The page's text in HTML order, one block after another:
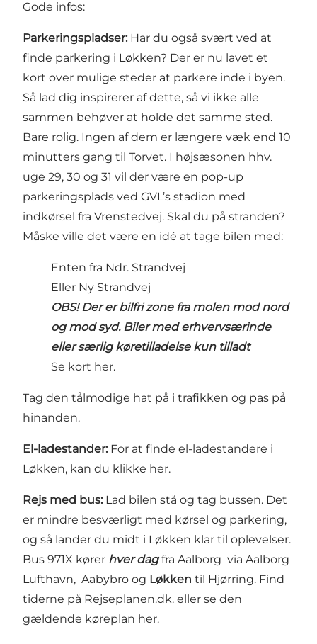
Gode infos:
Parkeringspladser: Har du også svært ved at
finde parkering i Løkken? Der er nu lavet et
kort over mulige steder at parkere inde i byen.
Så lad dig inspirerer af dette, så vi ikke alle
sammen behøver at holde det samme sted.
Bare rolig. Ingen af dem er længere væk end 10
minutters gang til Torvet. I højsæsonen hhv.
uge 29, 30 og 31 vil der være en pop-up
parkeringsplads ved GVL’s stadion med
indkørsel fra Vrenstedvej. Skal du på stranden?
Måske ville det være en idé at tage bilen med:
Enten fra Ndr. Strandvej
Eller Ny Strandvej
OBS! Der er bilfri zone fra molen mod nord
og mod syd. Biler med erhvervsærinde
eller særlig køretilladelse kun tilladt
Se kort her.
Tag den tålmodige hat på i trafikken og pas på
hinanden.
El-ladestander: For at finde el-ladestandere i
Løkken, kan du klikke her.
Rejs med bus: Lad bilen stå og tag bussen. Det
er mindre besværligt med kørsel og parkering,
og så lander du midt i Løkken klar til oplevelser.
Bus 971X kører hver dagfra Aalborg via Aalborg
Lufthavn, Aabybro og Løkken til Hjørring. Find
tiderne på Rejseplanen.dk. eller se den
gældende køreplan her.